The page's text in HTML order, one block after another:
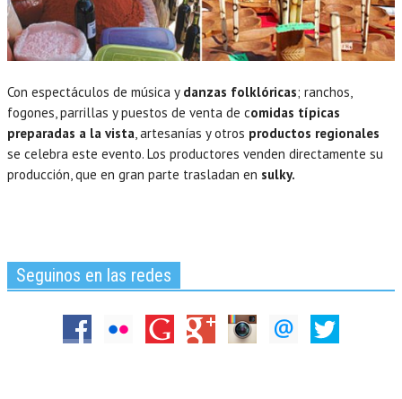
Con espectáculos de música y danzas folklóricas; ranchos,
fogones, parrillas y puestos de venta de comidas típicas
preparadas a la vista, artesanías y otros productos regionales
se celebra este evento. Los productores venden directamente su
producción, que en gran parte trasladan en sulky.
Seguinos en las redes